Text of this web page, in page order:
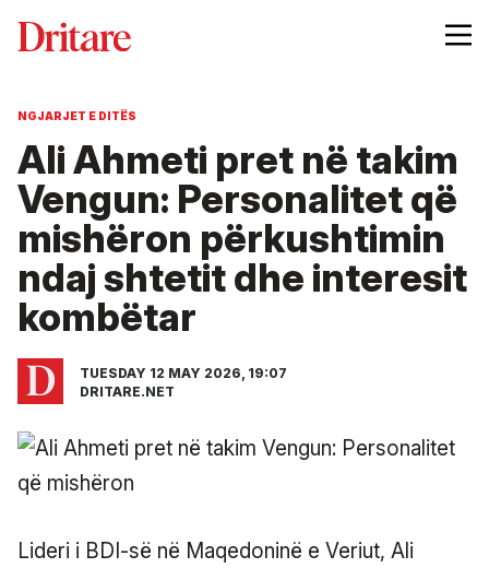
NGJARJET E DITËS
Ali Ahmeti pret në takim
Vengun: Personalitet që
mishëron përkushtimin
ndaj shtetit dhe interesit
kombëtar
TUESDAY 12 MAY 2026, 19:07
DRITARE.NET
Lideri i BDI-së në Maqedoninë e Veriut, Ali